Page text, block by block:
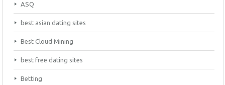
ASQ
best asian dating sites
Best Cloud Mining
best free dating sites
Betting